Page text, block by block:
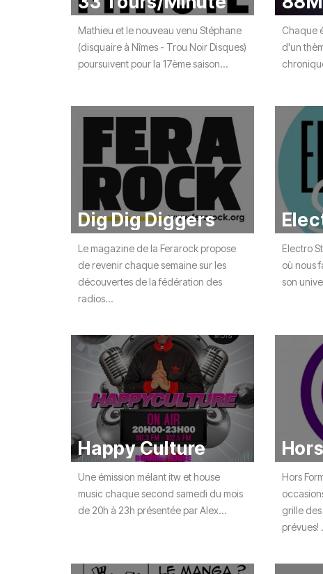
Mathieu et le nouveau venu Stéphane
(disquaire à Nîmes - Trou Noir Disques)
poursuivent pour la 17ème saison...
Chaque
d'un
Dig Dig Diggers
Le magazine de la Ferarock propose
de revenir chaque semaine sur les
découvertes de la fédération des
radios...
Electro
où nous
son
Happy Culture
Une émission mélant itw et house
music chaque second samedi du mois
de 20h à 23h présentée par Alex...
Hors
grille
prévues!